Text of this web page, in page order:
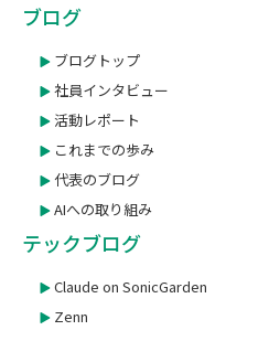
ブログ
ブログトップ
社員インタビュー
活動レポート
これまでの歩み
代表のブログ
AIへの取り組み
テックブログ
Claude on SonicGarden
Zenn